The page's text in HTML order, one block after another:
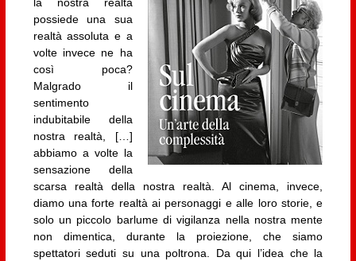
possiede una sua
realtà assoluta e a
volte invece ne ha
così poca?
Malgrado il
sentimento
indubitabile della
nostra realtà, […]
abbiamo a volte la
sensazione della
scarsa realtà della nostra realtà. Al cinema, invece,
diamo una forte realtà ai personaggi e alle loro storie, e
solo un piccolo barlume di vigilanza nella nostra mente
non dimentica, durante la proiezione, che siamo
spettatori seduti su una poltrona. Da qui l’idea che la